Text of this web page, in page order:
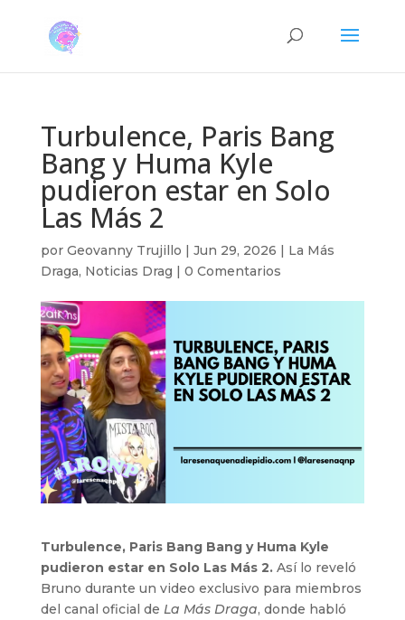
Turbulence, Paris Bang
Bang y Huma Kyle
pudieron estar en Solo
Las Más 2
por Geovanny Trujillo | Jun 29, 2026 | La Más
Draga, Noticias Drag | 0 Comentarios
Turbulence, Paris Bang Bang y Huma Kyle
pudieron estar en Solo Las Más 2.Así lo reveló
Bruno durante un video exclusivo para miembros
del canal oficial de La Más Draga, donde habló